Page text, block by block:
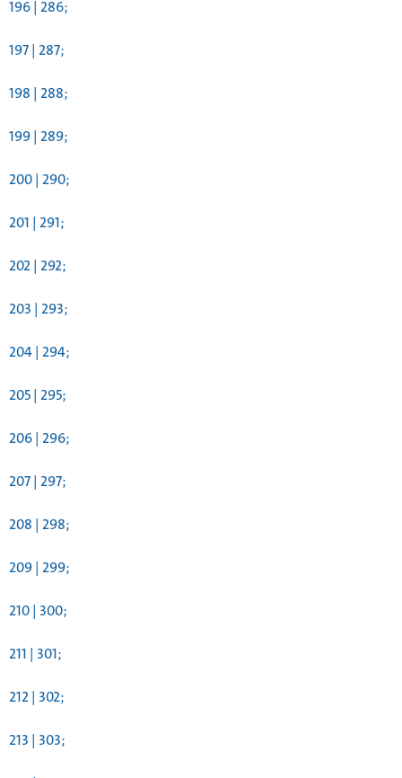
196 | 286;
197 | 287;
198 | 288;
199 | 289;
200 | 290;
201 | 291;
202 | 292;
203 | 293;
204 | 294;
205 | 295;
206 | 296;
207 | 297;
208 | 298;
209 | 299;
210 | 300;
211 | 301;
212 | 302;
213 | 303;